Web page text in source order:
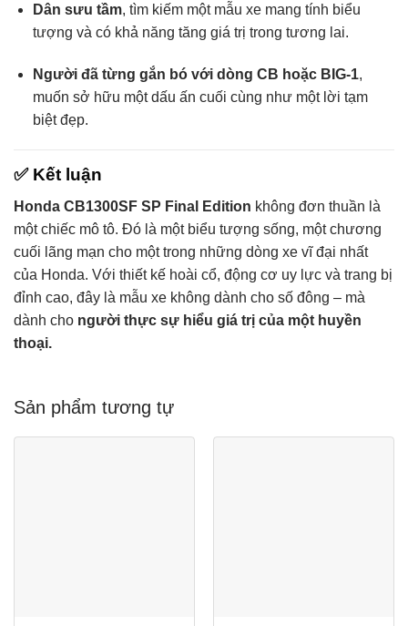
Dân sưu tầm, tìm kiếm một mẫu xe mang tính biểu
tượng và có khả năng tăng giá trị trong tương lai.
Người đã từng gắn bó với dòng CB hoặc BIG-1,
muốn sở hữu một dấu ấn cuối cùng như một lời tạm
biệt đẹp.
✅ Kết luận
Honda CB1300SF SP Final Edition không đơn thuần là
một chiếc mô tô. Đó là một biểu tượng sống, một chương
cuối lãng mạn cho một trong những dòng xe vĩ đại nhất
của Honda. Với thiết kế hoài cổ, động cơ uy lực và trang bị
đỉnh cao, đây là mẫu xe không dành cho số đông – mà
dành cho người thực sự hiểu giá trị của một huyền
thoại.
Sản phẩm tương tự